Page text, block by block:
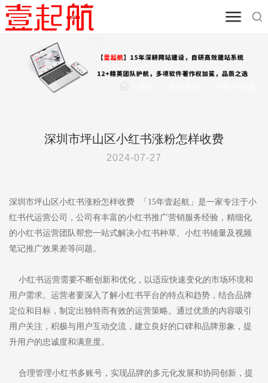
深圳市坪山区小红书涨粉怎样收费
2024-07-27
深圳市坪山区小红书涨粉怎样收费 「15年壹起航」是一家专注于小
红书代运营公司，公司有丰富的小红书推广营销服务经验，精细化
的小红书运营团队帮您一站式解决小红书种草、小红书铺量及视频
笔记推广效果差等问题。
小红书运营需要不断创新和优化，以适应快速变化的市场环境和
用户需求。运营者要深入了解小红书平台的特点和趋势，结合品牌
定位和目标，制定出独特而有效的运营策略。通过优质的内容吸引
用户关注，积极与用户互动交流，建立良好的口碑和品牌形象，提
升用户的忠诚度和满意度。
合理管理小红书多账号，实现品牌的多元化发展和协同创新，提